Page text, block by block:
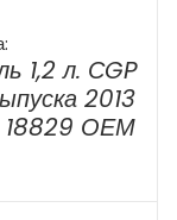
1,2 л. СGP
2013
18829 ОЕМ